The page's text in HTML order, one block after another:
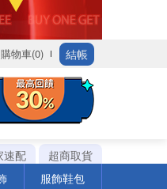
購物車(0) 結帳
速配
超商取貨
服飾鞋包